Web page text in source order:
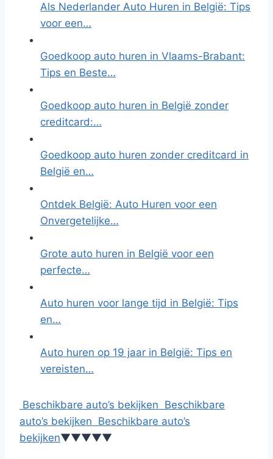
Als Nederlander Auto Huren in België: Tips
voor een…
Goedkoop auto huren in Vlaams-Brabant:
Tips en Beste…
Goedkoop auto huren in België zonder
creditcard:…
Goedkoop auto huren zonder creditcard in
België en…
Ontdek België: Auto Huren voor een
Onvergetelijke…
Grote auto huren in België voor een
perfecte…
Auto huren voor lange tijd in België: Tips
en…
Auto huren op 19 jaar in België: Tips en
vereisten…
Beschikbare auto’s bekijken Beschikbare
auto’s bekijken Beschikbare auto’s
bekijken▼▼▼▼▼